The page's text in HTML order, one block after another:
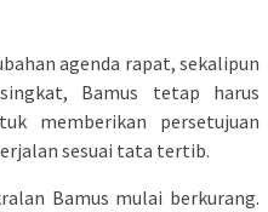
agenda rapat, sekalipun
Bamus tetap harus
memberikan persetujuan
sesuai tata tertib.
Bamus mulai berkurang.